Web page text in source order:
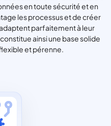
en toute sécurité et en
les processus et de créer
parfaitement à leur
ainsi une base solide
et pérenne.